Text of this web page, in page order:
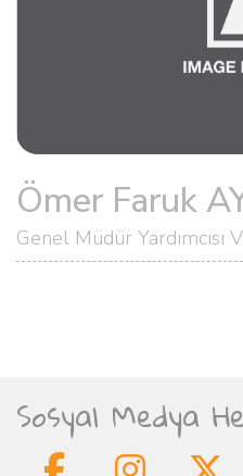
Ömer Faruk
Genel Müdür Yardımcısı V.
Sosyal Medya